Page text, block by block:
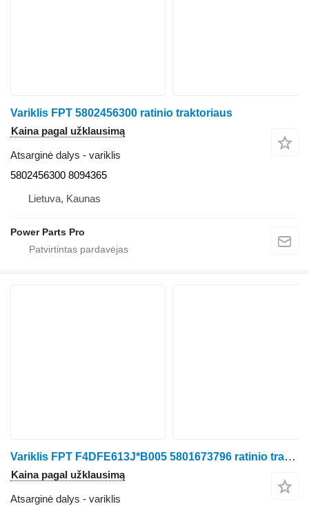
Variklis FPT 5802456300 ratinio traktoriaus
Kaina pagal užklausimą
Atsarginė dalys - variklis
5802456300 8094365
Lietuva, Kaunas
Power Parts Pro
Variklis FPT F4DFE613J*B005 5801673796 ratinio traktoriaus Case IH PUMA
Kaina pagal užklausimą
Atsarginė dalys - variklis